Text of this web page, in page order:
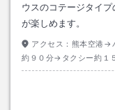
ウスのコテージタイ
が楽しめます。
アクセス： 熊本空港→
約９０分→タクシー約１